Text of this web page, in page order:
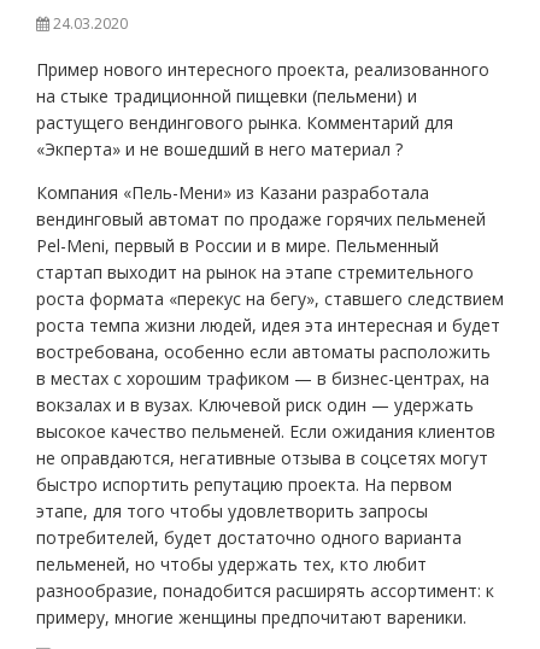
24.03.2020
Пример нового интересного проекта, реализованного
на стыке традиционной пищевки (пельмени) и
растущего вендингового рынка. Комментарий для
«Экперта» и не вошедший в него материал ?
Компания «Пель-Мени» из Казани разработала
вендинговый автомат по продаже горячих пельменей
Pel-Meni, первый в России и в мире. Пельменный
стартап выходит на рынок на этапе стремительного
роста формата «перекус на бегу», ставшего следствием
роста темпа жизни людей, идея эта интересная и будет
востребована, особенно если автоматы расположить
в местах с хорошим трафиком — в бизнес-центрах, на
вокзалах и в вузах. Ключевой риск один — удержать
высокое качество пельменей. Если ожидания клиентов
не оправдаются, негативные отзыва в соцсетях могут
быстро испортить репутацию проекта. На первом
этапе, для того чтобы удовлетворить запросы
потребителей, будет достаточно одного варианта
пельменей, но чтобы удержать тех, кто любит
разнообразие, понадобится расширять ассортимент: к
примеру, многие женщины предпочитают вареники.